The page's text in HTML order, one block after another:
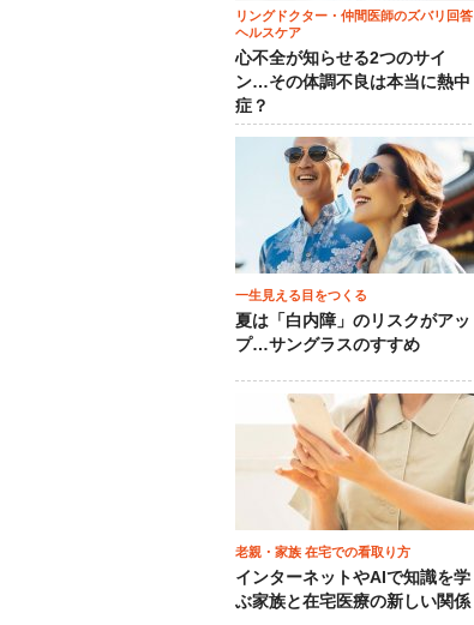
リングドクター・仲間医師のズバリ回答
ヘルスケア
心不全が知らせる2つのサイ
ン…その体調不良は本当に熱中
症？
一生見える目をつくる
夏は「白内障」のリスクがアッ
プ…サングラスのすすめ
老親・家族 在宅での看取り方
インターネットやAIで知識を学
ぶ家族と在宅医療の新しい関係